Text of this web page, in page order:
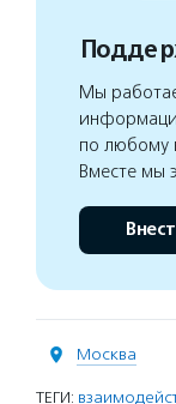
Мы
по любому
Вместе мы
Москва
ТЕГИ: